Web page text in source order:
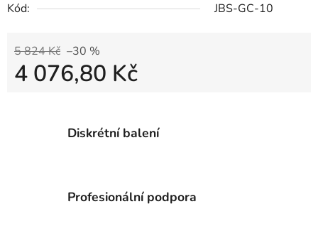
Kód: JBS-GC-10
5 824 Kč –30 %
4 076,80 Kč
Diskrétní balení
Profesionální podpora